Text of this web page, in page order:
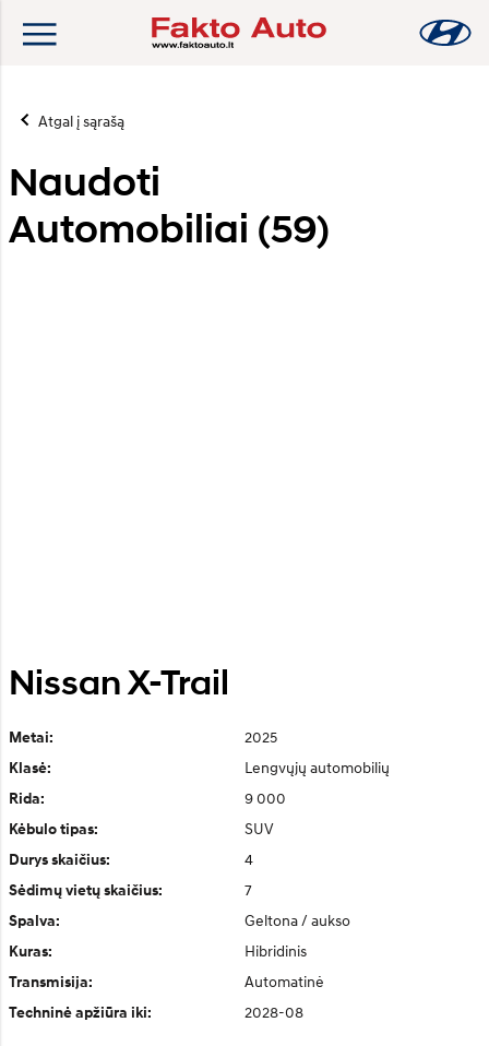
Atgal į sąrašą
Naudoti
Automobiliai (59)
Nissan X-Trail
Metai: 2025
Klasė: Lengvųjų automobilių
Rida: 9 000
Kėbulo tipas: SUV
Durys skaičius: 4
Sėdimų vietų skaičius: 7
Spalva: Geltona / aukso
Kuras: Hibridinis
Transmisija: Automatinė
Techninė apžiūra iki: 2028-08